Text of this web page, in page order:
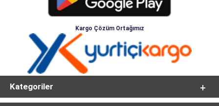
Kargo Çözüm Ortağımız
Kategoriler